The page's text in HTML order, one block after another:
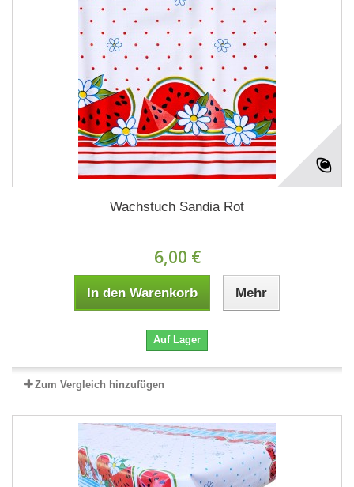
Wachstuch Sandia Rot
6,00 €
In den Warenkorb Mehr
Auf Lager
Zum Vergleich hinzufügen